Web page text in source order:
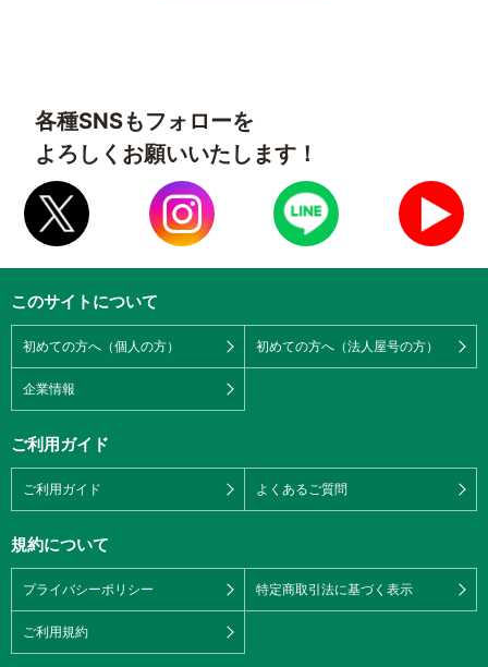
各種SNSもフォローを
よろしくお願いいたします！
このサイトについて
初めての方へ（個人の方） 初めての方へ（法人屋号の方）
企業情報
ご利用ガイド
ご利用ガイド よくあるご質問
規約について
プライバシーポリシー 特定商取引法に基づく表示
ご利用規約